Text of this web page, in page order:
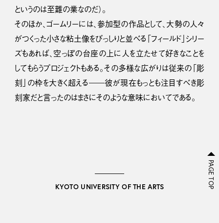
というのは至難の業なのだ）。
そのほか、ゴームリーには、参加型の作品として、大勢の人々
がつくった小さな粘土像をびっしりと並べる「フィールド」シリー
ズもあれば、空っぽの台座の上に人を立たせて好きなことを
してもらうプロジェクトもある。その多様な広がりは従来の「彫
刻」の枠を大きく超える――彼が現在もっとも注目すべき彫
刻家だと言ったのはまさにそのような意味においてである。
KYOTO UNIVERSITY OF THE ARTS PAGE TOP